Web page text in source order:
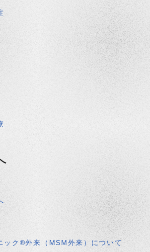
ック®外来（MSM外来）について